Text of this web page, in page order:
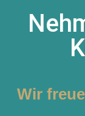
Wir